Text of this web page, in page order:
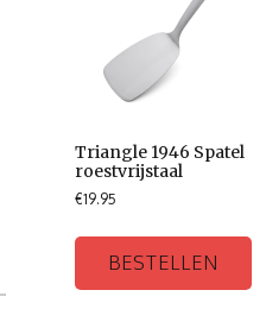
Triangle 1946 Spatel
roestvrijstaal
€19.95
BESTELLEN